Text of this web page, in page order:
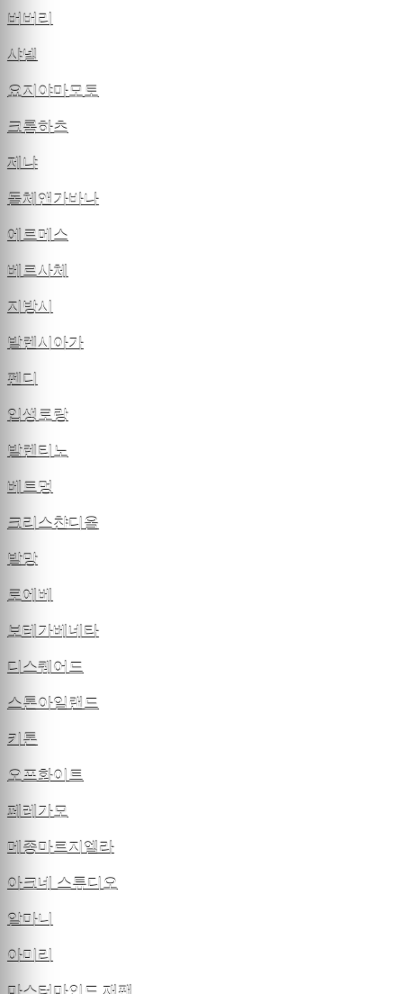
버버리
샤넬
요지야마모토
크롬하츠
제냐
돌체앤가바나
에르메스
베르사체
지방시
발렌시아가
펜디
입생로랑
발렌티노
베트멍
크리스챤디올
발망
로에베
보테가베네타
디스퀘어드
스톤아일랜드
키톤
오프화이트
페레가모
메종마르지엘라
아크네 스튜디오
알마니
아미리